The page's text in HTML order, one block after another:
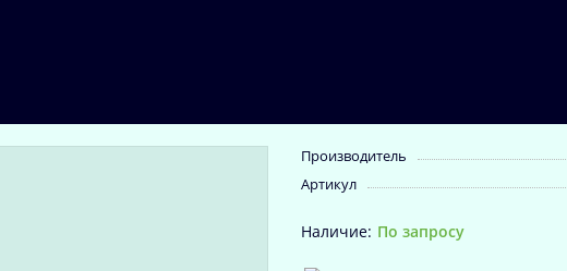
Производитель
Артикул
По запросу